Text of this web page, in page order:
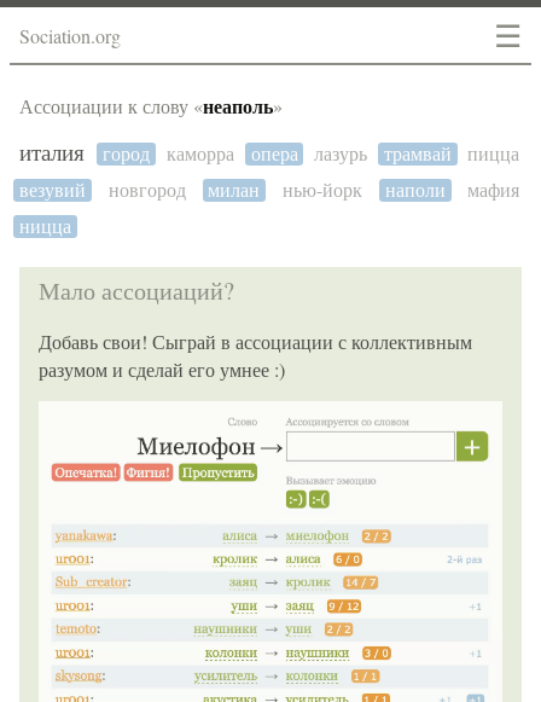
☰
Sociation.org
Ассоциации к слову «неаполь»
италия город каморра опера лазурь трамвай
пицца
везувий
новгород милан нью-йорк наполи
мафия
ницца
Мало ассоциаций?
Добавь свои! Сыграй в ассоциации с коллективным
разумом и сделай его умнее :)